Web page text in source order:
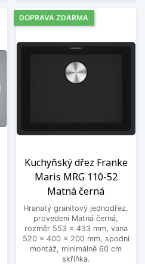
Kuchyňský dřez Franke
Maris MRG 110-52
Matná černá
Hranatý granitový jednodřez,
provedení Matná černá,
rozměr 553 x 433 mm, vana
520 x 400 x 200 mm, spodní
montáž, minimálně 60 cm
skříňka.
DOPRAVA ZDARMA